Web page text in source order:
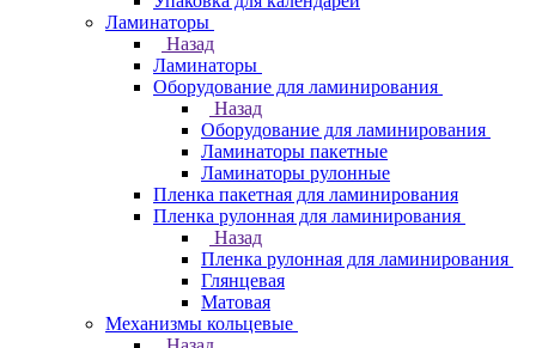
Ламинаторы
Назад
Ламинаторы
Оборудование для ламинирования
Назад
Оборудование для ламинирования
Ламинаторы пакетные
Ламинаторы рулонные
Пленка пакетная для ламинирования
Пленка рулонная для ламинирования
Назад
Пленка рулонная для ламинирования
Глянцевая
Матовая
Механизмы кольцевые